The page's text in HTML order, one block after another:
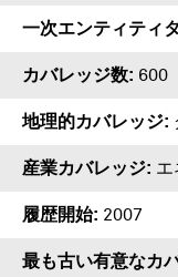
一次エンティティ
カバレッジ数 600
地理的カバレッジ
産業カバレッジ エ
履歴開始 2007
最も古い有意なカ